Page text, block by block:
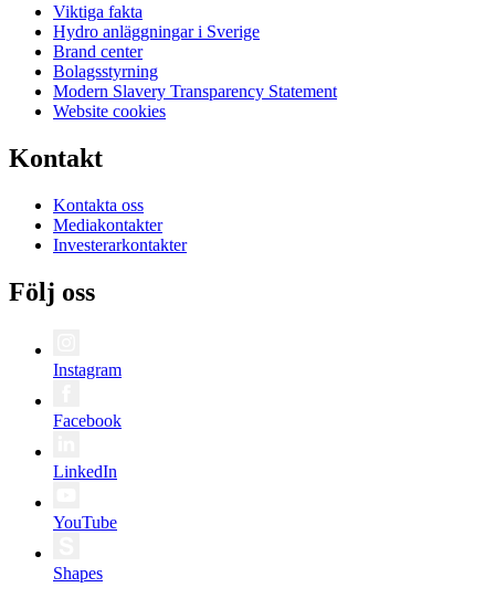
Viktiga fakta
Hydro anläggningar i Sverige
Brand center
Bolagsstyrning
Modern Slavery Transparency Statement
Website cookies
Kontakt
Kontakta oss
Mediakontakter
Investerarkontakter
Följ oss
Instagram
Facebook
LinkedIn
YouTube
Shapes